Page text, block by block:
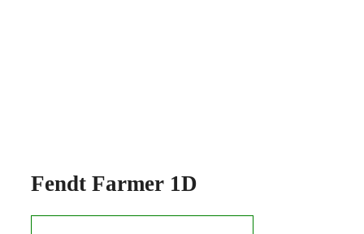
Fendt Farmer 1D